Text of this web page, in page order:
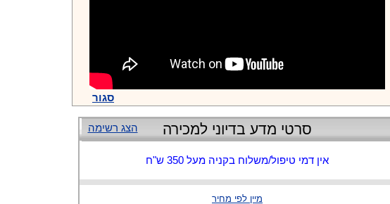
סגור
הצג רשימה סרטי מדע בדיוני למכירה
אין דמי טיפול/משלוח בקניה מעל 350 ש"ח
מיין לפי מחיר